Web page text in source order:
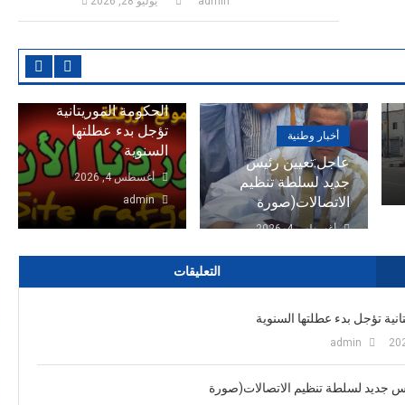
أخبار وطنية
الحكومة الموريتانية
تؤجل بدء عطلتها
السنوية
أغسطس 4, 2026
admin
أخبار وطنية
عاجل:تعيين رئيس
جديد لسلطة تنظيم
الاتصالات(صورة
أغسطس 4, 2026
التعليقات
تؤجل بدء عطلتها السنوية
admin
جديد لسلطة تنظيم الاتصالات(صورة